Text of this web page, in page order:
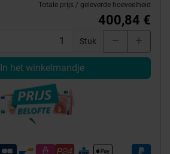
Totale prijs / geleverde hoeveelheid
400,84 €
Stuk
In het winkelmandje